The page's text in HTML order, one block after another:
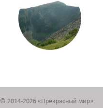
© 2014-2026 «Прекрасный мир»